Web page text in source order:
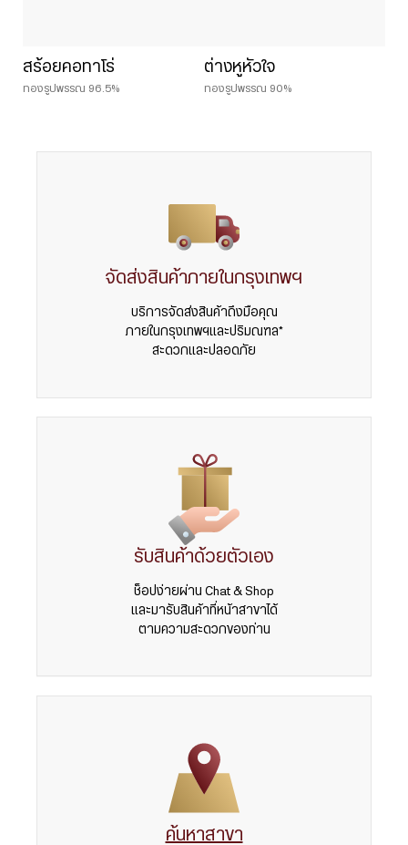
สร้อยคอทาโร่
ทองรูปพรรณ 96.5%
ต่างหูหัวใจ
ทองรูปพรรณ 90%
จัดส่งสินค้าภายในกรุงเทพฯ
บริการจัดส่งสินค้าถึงมือคุณ
ภายในกรุงเทพฯและปริมณฑล*
สะดวกและปลอดภัย
รับสินค้าด้วยตัวเอง
ช็อปง่ายผ่าน Chat & Shop
และมารับสินค้าที่หน้าสาขาได้
ตามความสะดวกของท่าน
ค้นหาสาขา